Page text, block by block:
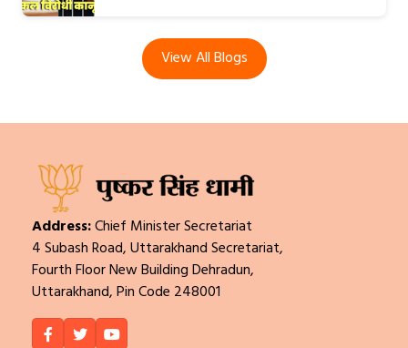
View All Blogs
Address:Chief Minister Secretariat
4 Subash Road, Uttarakhand Secretariat,
Fourth Floor New Building Dehradun,
Uttarakhand, Pin Code 248001